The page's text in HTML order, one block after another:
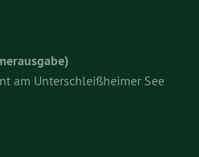
am Unterschleißheimer See